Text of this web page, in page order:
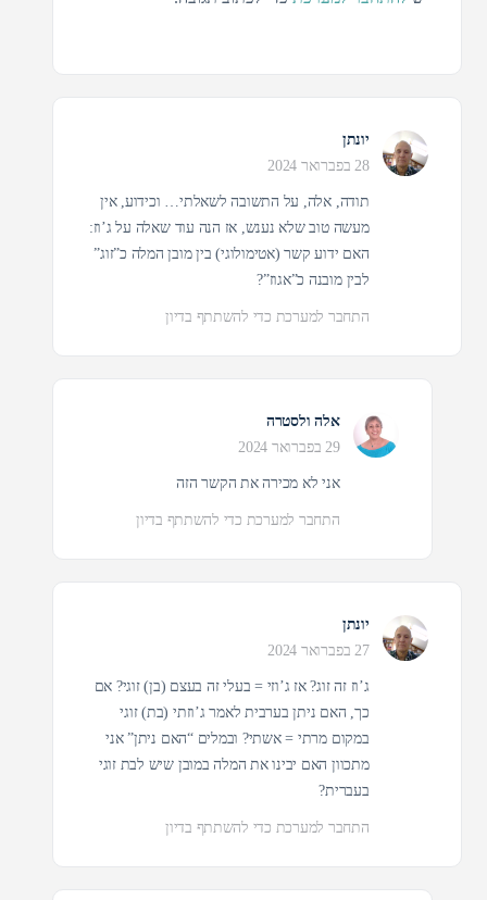
יונתן
28 בפברואר 2024
תודה, אלה, על התשובה לשאלתי… וכידוע, אין
מעשה טוב שלא נענש, אז הנה עוד שאלה על ג’וז:
האם ידוע קשר (אטימולוגי) בין מובן המלה כ”זוג”
לבין מובנה כ”אגוז”?
התחבר למערכת כדי להשתתף בדיון
אלה ולסטרה
29 בפברואר 2024
אני לא מכירה את הקשר הזה
התחבר למערכת כדי להשתתף בדיון
יונתן
27 בפברואר 2024
ג’וז זה זוג? אז ג’וזי = בעלי זה בעצם (בן) זוגי? אם
כך, האם ניתן בערבית לאמר ג’וזתי (בת) זוגי
במקום מרתי = אשתי? ובמלים “האם ניתן” אני
מתכוון האם יבינו את המלה במובן שיש לבת זוגי
בעברית?
התחבר למערכת כדי להשתתף בדיון